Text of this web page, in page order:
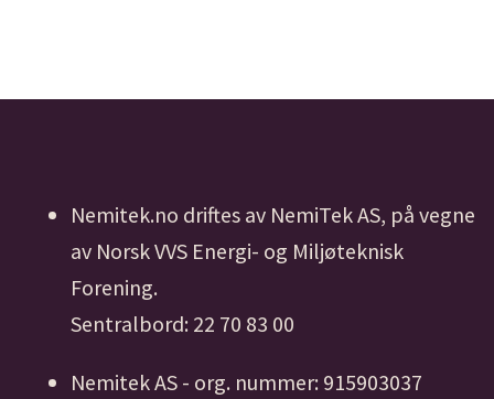
Nemitek.no driftes av NemiTek AS, på vegne
av Norsk VVS Energi- og Miljøteknisk
Forening.
Sentralbord: 22 70 83 00
Nemitek AS - org. nummer: 915903037